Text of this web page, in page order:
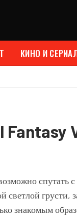
КИНО И
Fantasy
спутать
светлой грусти,
знакомым